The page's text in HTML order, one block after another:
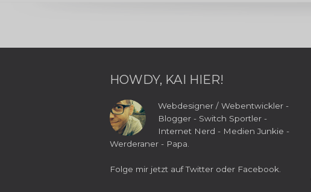
HOWDY, KAI HIER!
Webdesigner / Webentwickler -
Blogger - Switch Sportler -
Internet Nerd - Medien Junkie -
Werderaner - Papa.
Folge mir jetzt aufTwitter oder Facebook